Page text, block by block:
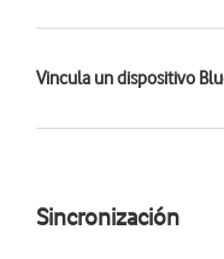
Vincula un dispositivo
Sincronización